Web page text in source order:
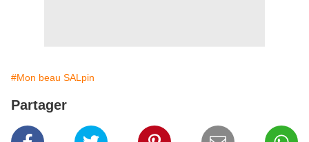
#Mon beau SALpin
Partager